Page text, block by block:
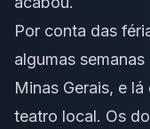
Por conta das
algumas
Minas Gerais, e
teatro local. Os